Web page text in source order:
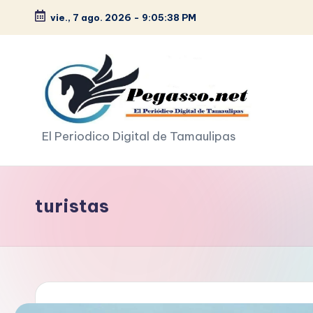
Saltar
contenido
vie., 7 ago. 2026 - 9:05:39 PM
p
e
g
s
o
El Periodico Digital de Tamaulipas
turistas